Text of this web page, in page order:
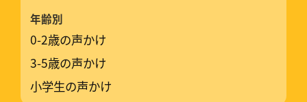
年齢別
0-2歳の声かけ
3-5歳の声かけ
小学生の声かけ